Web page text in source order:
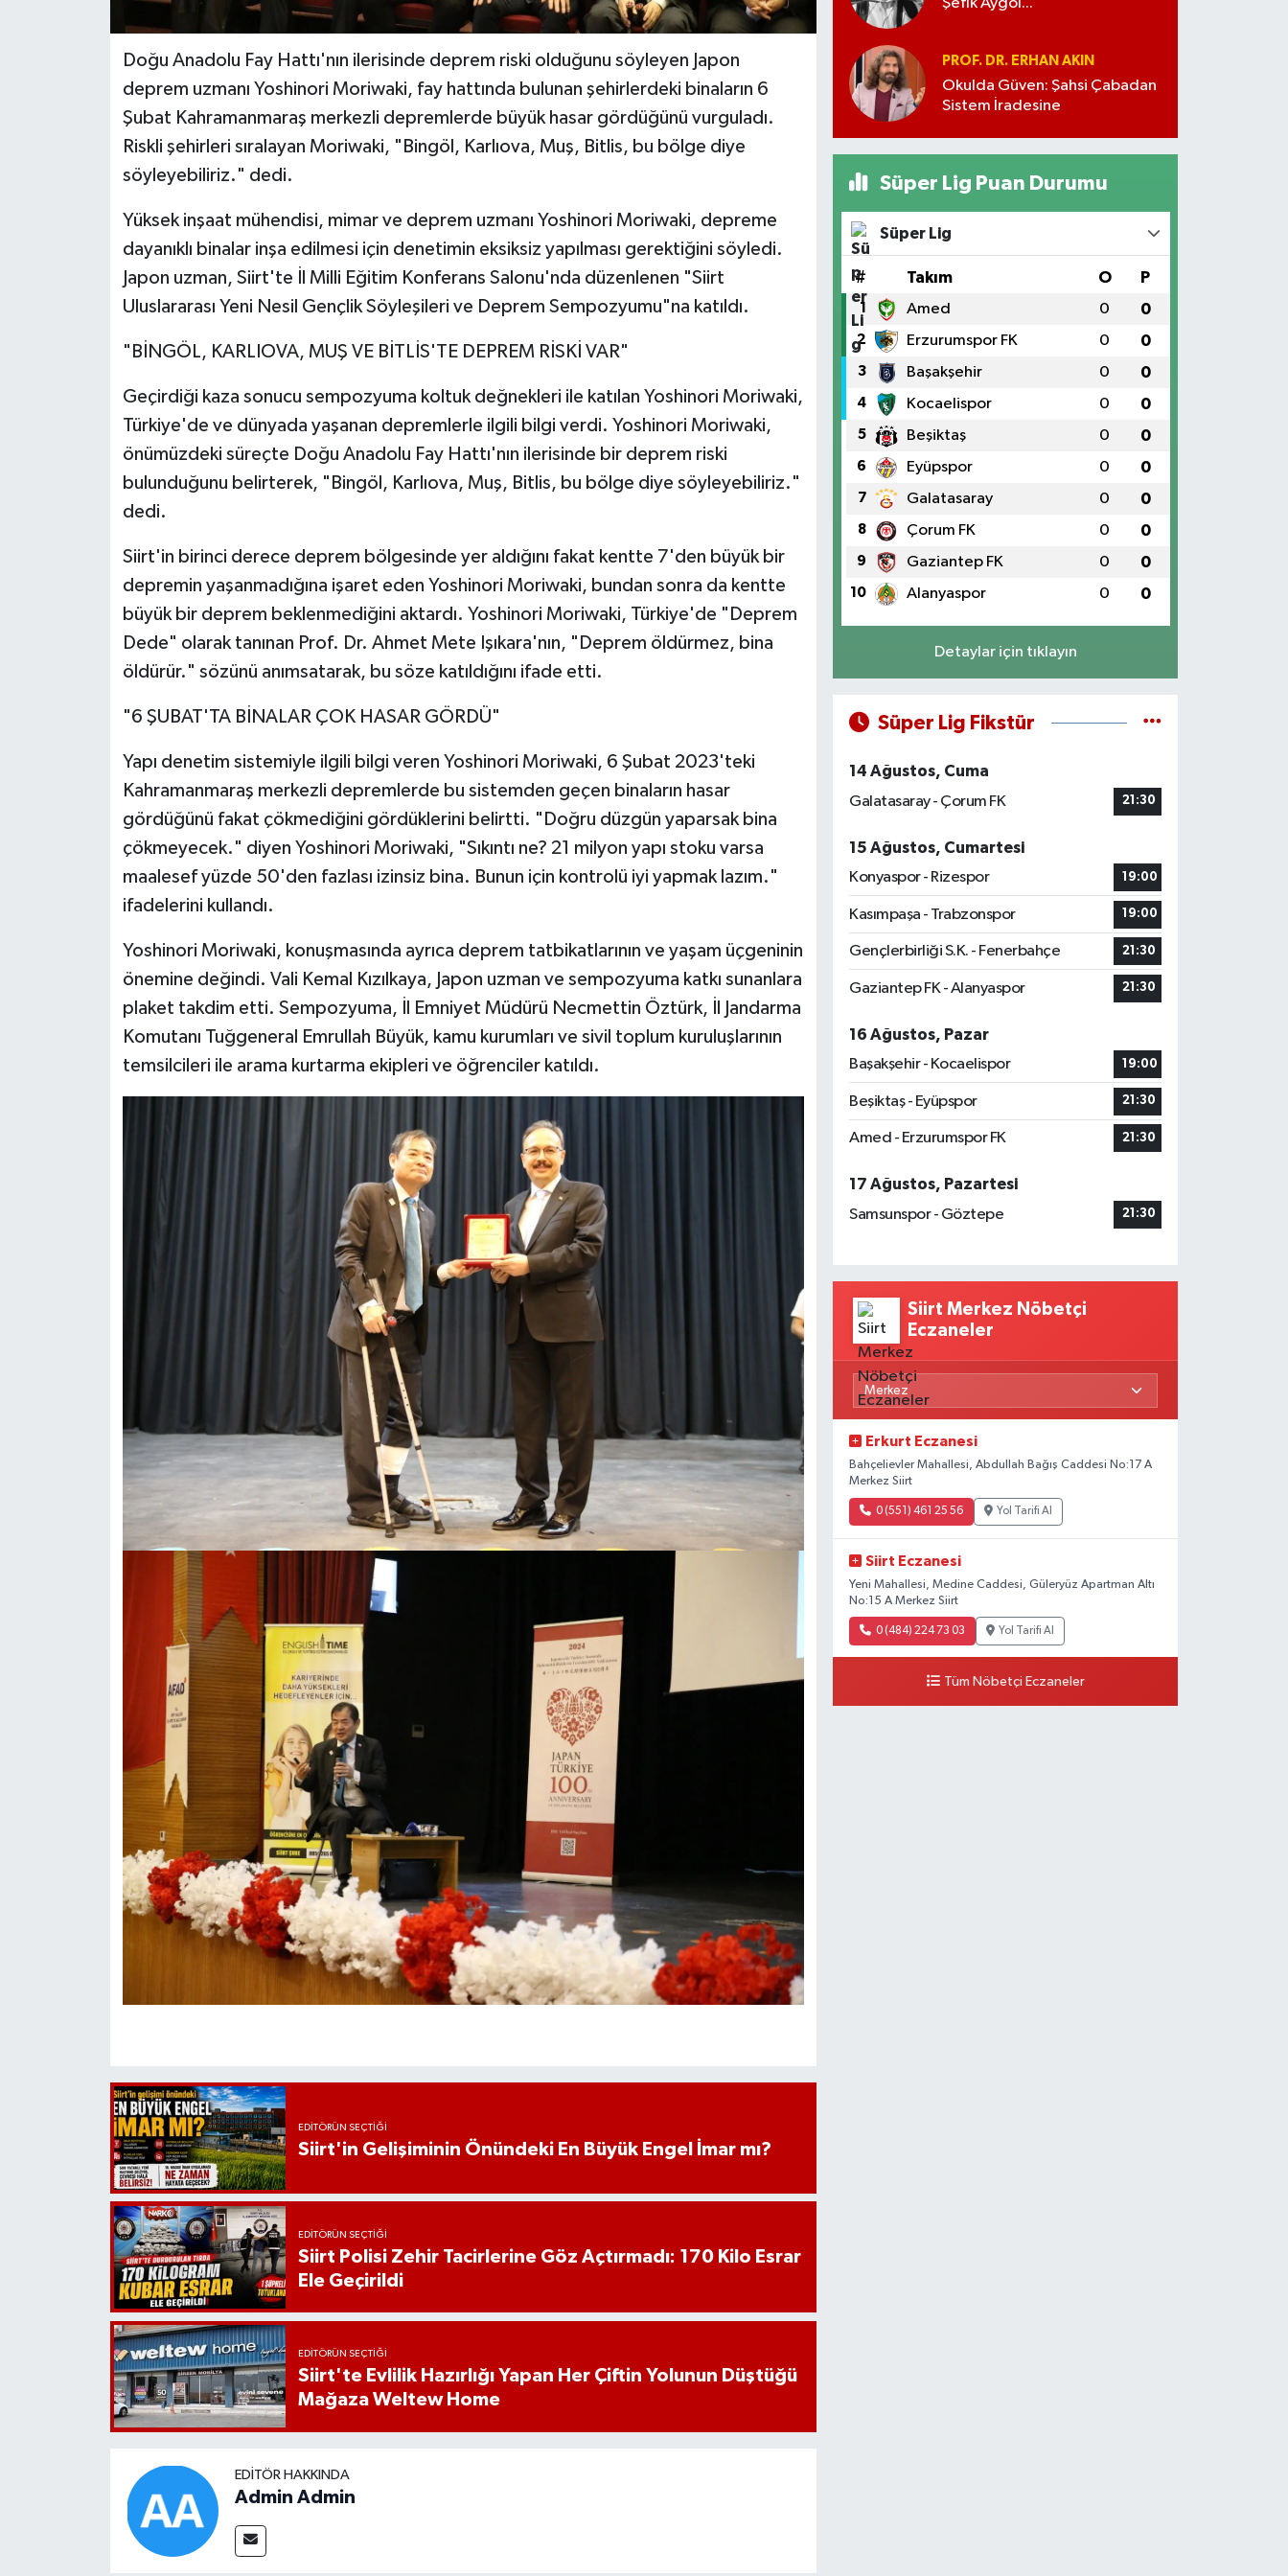
Doğu Anadolu Fay Hattı'nın ilerisinde deprem riski olduğunu söyleyen Japon
deprem uzmanı Yoshinori Moriwaki, fay hattında bulunan şehirlerdeki binaların 6
Şubat Kahramanmaraş merkezli depremlerde büyük hasar gördüğünü vurguladı.
Riskli şehirleri sıralayan Moriwaki, "Bingöl, Karlıova, Muş, Bitlis, bu bölge diye
söyleyebiliriz." dedi.
Yüksek inşaat mühendisi, mimar ve deprem uzmanı Yoshinori Moriwaki, depreme
dayanıklı binalar inşa edilmesi için denetimin eksiksiz yapılması gerektiğini söyledi.
Japon uzman, Siirt'te İl Milli Eğitim Konferans Salonu'nda düzenlenen "Siirt
Uluslararası Yeni Nesil Gençlik Söyleşileri ve Deprem Sempozyumu"na katıldı.
"BİNGÖL, KARLIOVA, MUŞ VE BİTLİS'TE DEPREM RİSKİ VAR"
Geçirdiği kaza sonucu sempozyuma koltuk değnekleri ile katılan Yoshinori Moriwaki,
Türkiye'de ve dünyada yaşanan depremlerle ilgili bilgi verdi. Yoshinori Moriwaki,
önümüzdeki süreçte Doğu Anadolu Fay Hattı'nın ilerisinde bir deprem riski
bulunduğunu belirterek, "Bingöl, Karlıova, Muş, Bitlis, bu bölge diye söyleyebiliriz."
dedi.
Siirt'in birinci derece deprem bölgesinde yer aldığını fakat kentte 7'den büyük bir
depremin yaşanmadığına işaret eden Yoshinori Moriwaki, bundan sonra da kentte
büyük bir deprem beklenmediğini aktardı. Yoshinori Moriwaki, Türkiye'de "Deprem
Dede" olarak tanınan Prof. Dr. Ahmet Mete Işıkara'nın, "Deprem öldürmez, bina
öldürür." sözünü anımsatarak, bu söze katıldığını ifade etti.
"6 ŞUBAT'TA BİNALAR ÇOK HASAR GÖRDÜ"
Yapı denetim sistemiyle ilgili bilgi veren Yoshinori Moriwaki, 6 Şubat 2023'teki
Kahramanmaraş merkezli depremlerde bu sistemden geçen binaların hasar
gördüğünü fakat çökmediğini gördüklerini belirtti. "Doğru düzgün yaparsak bina
çökmeyecek." diyen Yoshinori Moriwaki, "Sıkıntı ne? 21 milyon yapı stoku varsa
maalesef yüzde 50'den fazlası izinsiz bina. Bunun için kontrolü iyi yapmak lazım."
ifadelerini kullandı.
Yoshinori Moriwaki, konuşmasında ayrıca deprem tatbikatlarının ve yaşam üçgeninin
önemine değindi. Vali Kemal Kızılkaya, Japon uzman ve sempozyuma katkı sunanlara
plaket takdim etti. Sempozyuma, İl Emniyet Müdürü Necmettin Öztürk, İl Jandarma
Komutanı Tuğgeneral Emrullah Büyük, kamu kurumları ve sivil toplum kuruluşlarının
temsilcileri ile arama kurtarma ekipleri ve öğrenciler katıldı.
EDITÖRÜN SEÇTIĞI
Siirt'in Gelişiminin Önündeki En Büyük Engel İmar mı?
EDITÖRÜN SEÇTIĞI
Siirt Polisi Zehir Tacirlerine Göz Açtırmadı: 170 Kilo Esrar
Ele Geçirildi
EDITÖRÜN SEÇTIĞI
Siirt'te Evlilik Hazırlığı Yapan Her Çiftin Yolunun Düştüğü
Mağaza Weltew Home
EDITÖR HAKKINDA
Admin Admin
PROF. DR. ERHAN AKIN
Okulda Güven: Şahsi Çabadan
Sistem İradesine
Süper Lig Puan Durumu
Süper Lig
# Takım O P
1 Amed 0 0
2 Erzurumspor FK 0 0
3 Başakşehir 0 0
4 Kocaelispor 0 0
5 Beşiktaş 0 0
6 Eyüpspor 0 0
7 Galatasaray 0 0
8 Çorum FK 0 0
9 Gaziantep FK 0 0
10 Alanyaspor 0 0
Detaylar için tıklayın
Süper Lig Fikstür
14 Ağustos, Cuma
Galatasaray - Çorum FK
21:30
15 Ağustos, Cumartesi
Konyaspor - Rizespor
19:00
Kasımpaşa - Trabzonspor 19:00
Gençlerbirliği S.K. - Fenerbahçe 21:30
Gaziantep FK - Alanyaspor 21:30
16 Ağustos, Pazar
Başakşehir - Kocaelispor
19:00
Beşiktaş - Eyüpspor 21:30
Amed - Erzurumspor FK 21:30
17 Ağustos, Pazartesi
Samsunspor - Göztepe
21:30
Siirt Merkez Nöbetçi
Eczaneler
Erkurt Eczanesi
Bahçelievler Mahallesi, Abdullah Bağış Caddesi No:17 A
Merkez Siirt
0 (551) 461 25 56 Yol Tarifi Al
Siirt Eczanesi
Yeni Mahallesi, Medine Caddesi, Güleryüz Apartman Altı
No:15 A Merkez Siirt
0 (484) 224 73 03 Yol Tarifi Al
Tüm Nöbetçi Eczaneler